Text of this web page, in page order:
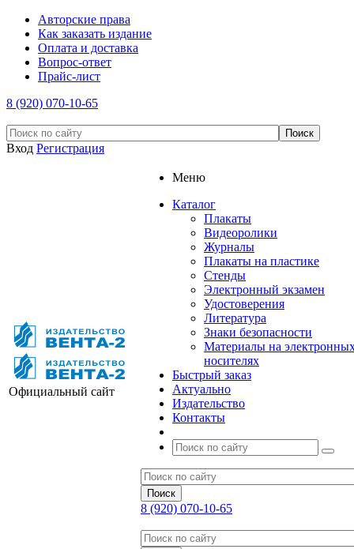
Авторские права
Как заказать издание
Оплата и доставка
Вопрос-ответ
Прайс-лист
8 (920) 070-10-65
Вход Регистрация
Официальный сайт
Меню
Каталог
Плакаты
Видеоролики
Журналы
Плакаты на пластике
Стенды
Электронный экзамен
Удостоверения
Литература
Знаки безопасности
Материалы на
носителях
Быстрый заказ
Актуально
Издательство
Контакты
8 (920) 070-10-65